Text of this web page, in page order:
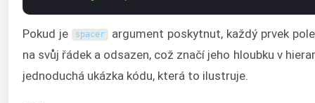
Pokud je spacer argument poskytnut, každý prvek
na svůj řádek a odsazen, což značí jeho hloubku v
jednoduchá ukázka kódu, která to ilustruje.